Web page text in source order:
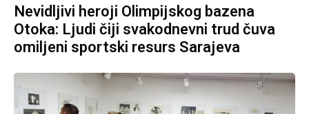
Nevidljivi heroji Olimpijskog bazena
Otoka: Ljudi čiji svakodnevni trud čuva
omiljeni sportski resurs Sarajeva